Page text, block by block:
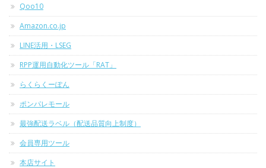
Qoo10
Amazon.co.jp
LINE活用・LSEG
RPP運用自動化ツール「RAT」
らくらくーぽん
ポンパレモール
最強配送ラベル（配送品質向上制度）
会員専用ツール
本店サイト